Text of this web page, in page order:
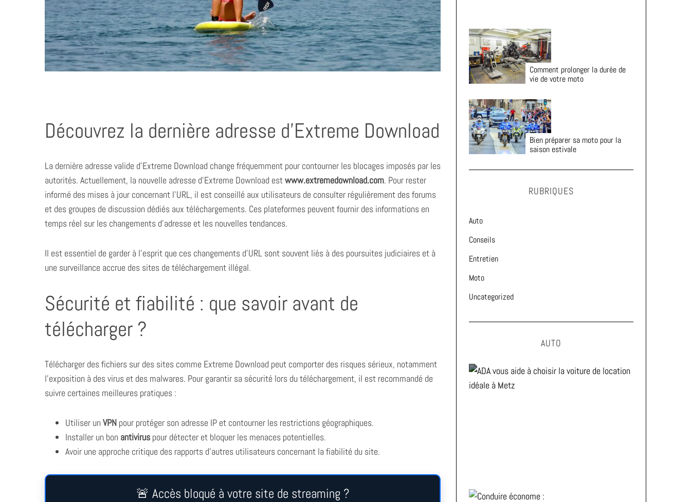
Découvrez la dernière adresse d’Extreme Download
La dernière adresse valide d’Extreme Download change fréquemment pour contourner les blocages imposés par les
autorités. Actuellement, la nouvelle adresse d’Extreme Download estwww.extremedownload.com. Pour rester
informé des mises à jour concernant l’URL, il est conseillé aux utilisateurs de consulter régulièrement des forums
et des groupes de discussion dédiés aux téléchargements. Ces plateformes peuvent fournir des informations en
temps réel sur les changements d’adresse et les nouvelles tendances.
Il est essentiel de garder à l’esprit que ces changements d’URL sont souvent liés à des poursuites judiciaires et à
une surveillance accrue des sites de téléchargement illégal.
Sécurité et fiabilité : que savoir avant de
télécharger ?
Télécharger des fichiers sur des sites comme Extreme Download peut comporter des risques sérieux, notamment
l’exposition à des virus et des malwares. Pour garantir sa sécurité lors du téléchargement, il est recommandé de
suivre certaines meilleures pratiques :
Utiliser un VPN pour protéger son adresse IP et contourner les restrictions géographiques.
Installer un bon antivirus pour détecter et bloquer les menaces potentielles.
Avoir une approche critique des rapports d’autres utilisateurs concernant la fiabilité du site.
🚨 Accès bloqué à votre site de streaming ?
Comment prolonger la durée de
vie de votre moto
Bien préparer sa moto pour la
saison estivale
RUBRIQUES
Auto
Conseils
Entretien
Moto
Uncategorized
AUTO
e
a
f
o
: